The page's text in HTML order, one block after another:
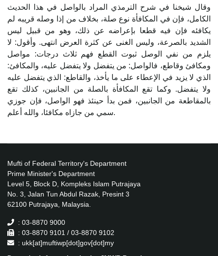
وقال شيخنا في شرح الترمذي المراد بالواصل في هذا الحديث
الكامل، فإن في المكافأة نوع صلة، بخلاف من إذا وصله قريبه لم
يكافئه فإن فيه قطعا بإعراضه عن ذلك، وهو من قبيل ليس
الشديد بالصرعة، وليس الغنى عن كثرة العرض انتهى. وأقول: لا
يلزم من نفي الوصل ثبوت القطع فهم ثلاث درجات: مواصل
ومكافئ وقاطع، فالواصل: من يتفضل ولا يتفضل عليه، والمكافئ:
الذي لا يزيد في الإعطاء على ما يأخذ، والقاطع: الذي يتفضل عليه
ولا يتفضل. وكما تقع المكافأة بالصلة من الجانبين، كذلك تقع
بالمقاطعة من الجانبين، فمن بدأ حينئذ فهو الواصل، فإن جوزي
سمي من جازاه مكافئا، والله أعلم.
Mufti of Federal Territory's Department
Prime Minister's Department
Level 5, Block D, Kompleks Islam Putrajaya
No. 3, Jalan Tun Abdul Razak, Presint 3
62100 Putrajaya, Malaysia.
: 03-8870 9000
: 03-8870 9101 / 03-8870 9102
: ukk[at]muftiwp[dot]gov[dot]my